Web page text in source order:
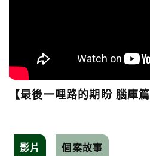
【最後一哩路的期盼 腦庫
影片 個案故事